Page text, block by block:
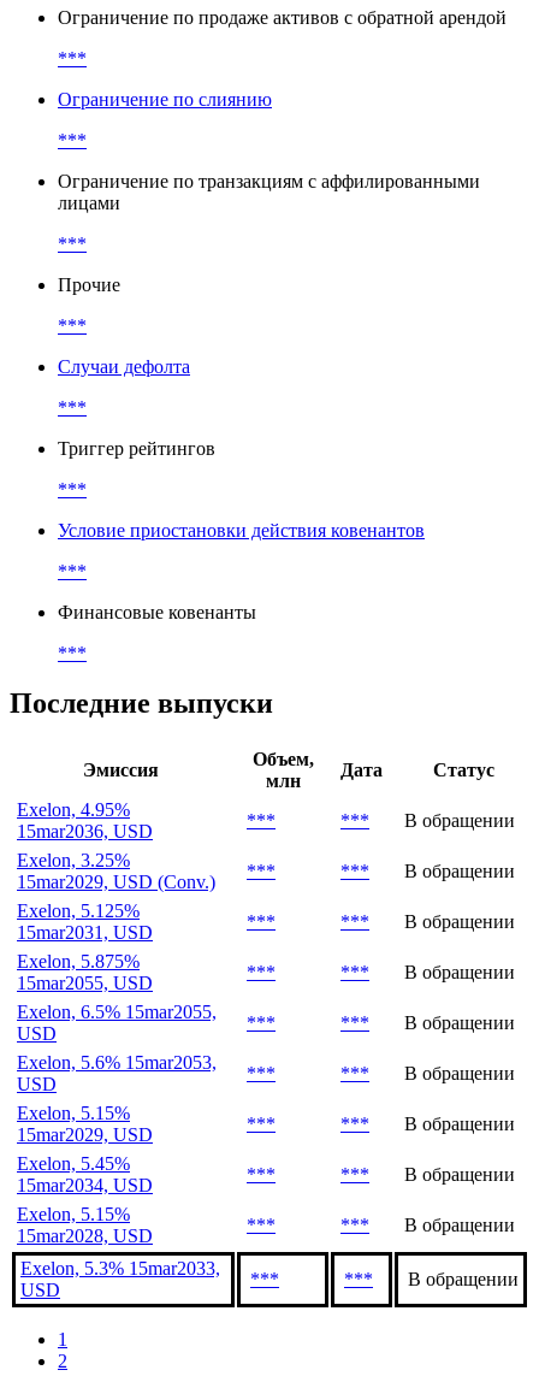
Ограничение по продаже активов с обратной арендой
***
Ограничение по слиянию
***
Ограничение по транзакциям с аффилированными
лицами
***
Прочие
***
Случаи дефолта
***
Триггер рейтингов
***
Условие приостановки действия ковенантов
***
Финансовые ковенанты
***
Последние выпуски
Эмиссия
Объем,
млн
Дата
Статус
Exelon, 4.95%
15mar2036, USD
*** ***
В обращении
Exelon, 3.25%
15mar2029, USD (Conv.)
*** ***
В обращении
Exelon, 5.125%
15mar2031, USD
*** ***
В обращении
Exelon, 5.875%
15mar2055, USD
*** ***
В обращении
Exelon, 6.5% 15mar2055,
USD
*** ***
В обращении
Exelon, 5.6% 15mar2053,
USD
*** ***
В обращении
Exelon, 5.15%
15mar2029, USD
*** ***
В обращении
Exelon, 5.45%
15mar2034, USD
*** ***
В обращении
Exelon, 5.15%
15mar2028, USD
*** *** В обращении
Exelon, 5.3% 15mar2033,
USD
*** *** В обращении
1
2